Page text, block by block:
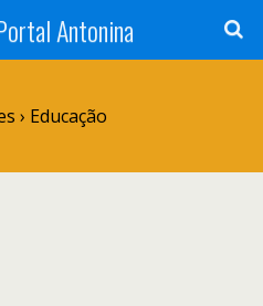
Antonina
› Educação